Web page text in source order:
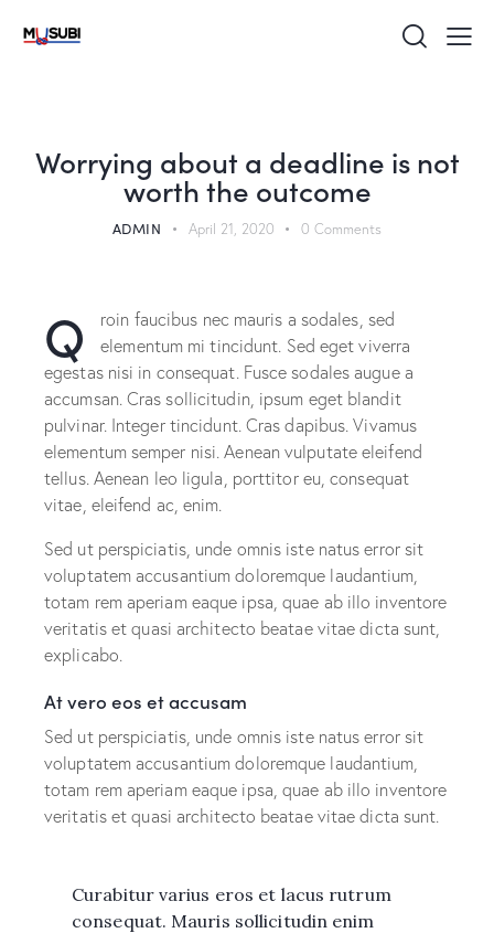
Worrying about a deadline is not
worth the outcome
ADMIN April 21, 2020 0 Comments
Q
roin faucibus nec mauris a sodales, sed
elementum mi tincidunt. Sed eget viverra
egestas nisi in consequat. Fusce sodales augue a
accumsan. Cras sollicitudin, ipsum eget blandit
pulvinar. Integer tincidunt. Cras dapibus. Vivamus
elementum semper nisi. Aenean vulputate eleifend
tellus. Aenean leo ligula, porttitor eu, consequat
vitae, eleifend ac, enim.
Sed ut perspiciatis, unde omnis iste natus error sit
voluptatem accusantium doloremque laudantium,
totam rem aperiam eaque ipsa, quae ab illo inventore
veritatis et quasi architecto beatae vitae dicta sunt,
explicabo.
At vero eos et accusam
Sed ut perspiciatis, unde omnis iste natus error sit
voluptatem accusantium doloremque laudantium,
totam rem aperiam eaque ipsa, quae ab illo inventore
veritatis et quasi architecto beatae vitae dicta sunt.
Curabitur varius eros et lacus rutrum
consequat. Mauris sollicitudin enim